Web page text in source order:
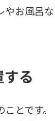
お風呂
る
とです。